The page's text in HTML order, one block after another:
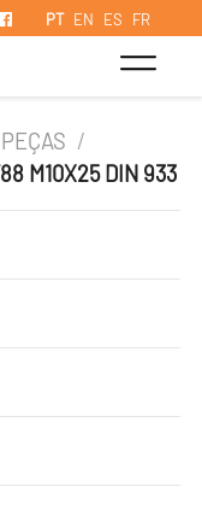
PT EN ES FR
PEÇAS /
M10X25 DIN 933